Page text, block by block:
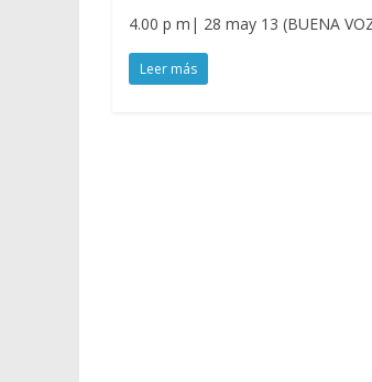
4.00 p m| 28 may 13 (BUENA
Leer más